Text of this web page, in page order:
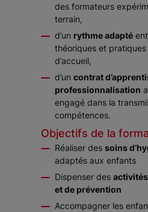
des formateurs
terrain,
d’un rythme adapté
théoriques et
d’accueil,
d’un contrat
professionnalisation
engagé dans la
compétences.
Objectifs de la
Réaliser des soins
adaptés aux enfants
Dispenser des activités
et de prévention
Accompagner les